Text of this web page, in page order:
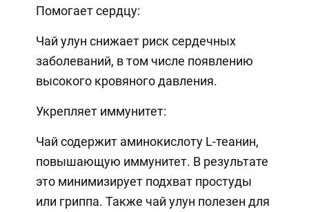
Помогает сердцу:
Чай улун снижает риск сердечных
заболеваний, в том числе появлению
высокого кровяного давления.
Укрепляет иммунитет:
Чай содержит аминокислоту L-теанин,
повышающую иммунитет. В результате
это минимизирует подхват простуды
или гриппа. Также чай улун полезен для